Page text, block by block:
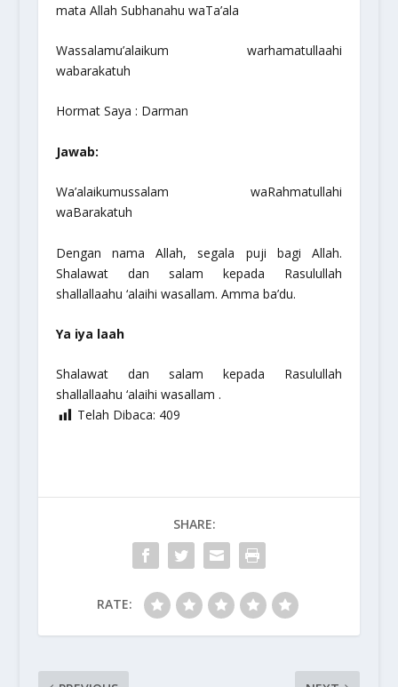
mata Allah Subhanahu waTa’ala
Wassalamu’alaikum warhamatullaahi
wabarakatuh
Hormat Saya : Darman
Jawab:
Wa’alaikumussalam waRahmatullahi
waBarakatuh
Dengan nama Allah, segala puji bagi Allah.
Shalawat dan salam kepada Rasulullah
shallallaahu ‘alaihi wasallam. Amma ba’du.
Ya iya laah
Shalawat dan salam kepada Rasulullah
shallallaahu ‘alaihi wasallam .
Telah Dibaca: 409
SHARE:
RATE: